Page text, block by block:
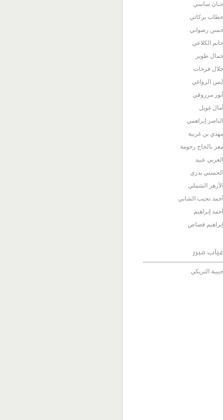
حنان ساسي
حطاب بركاتي
حسن رضواني
حاتم الكلاعي
جمال طوير
جلال فرحات
أيمن الزواغي
أنور مرزوقي
آمال غويل
الناصر إبراهمي
مهدي بن غربية
معز بالحاج رحومة
العربي عبيد
الحسني بدري
الأزهر الشملي
أحمد نجيب الشابي
أحمد إبراهيم
إبراهيم قصاص
غياب مبرر
حبيبة التريكي